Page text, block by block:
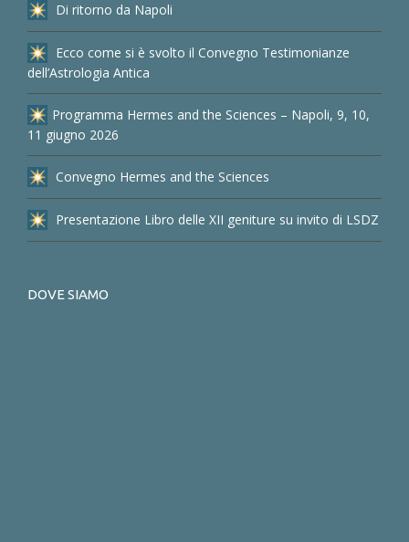
Di ritorno da Napoli
Ecco come si è svolto il Convegno Testimonianze
dell’Astrologia Antica
Programma Hermes and the Sciences – Napoli, 9, 10,
11 giugno 2026
Convegno Hermes and the Sciences
Presentazione Libro delle XII geniture su invito di LSDZ
DOVE SIAMO